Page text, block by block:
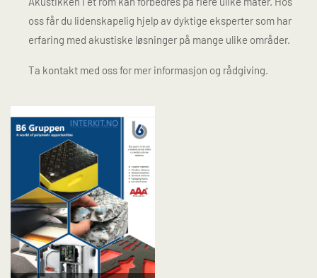
oss får du lidenskapelig hjelp av dyktige eksperter som har
erfaring med akustiske løsninger på mange ulike områder.
Ta kontakt med oss for mer informasjon og rådgiving.